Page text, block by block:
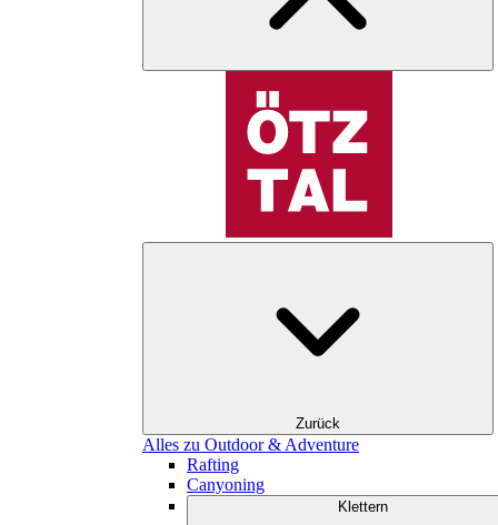
Zurück
Alles zu Outdoor & Adventure
Rafting
Canyoning
Klettern